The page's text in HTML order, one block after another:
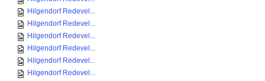
Hilgendorf Redevel...
Hilgendorf Redevel...
Hilgendorf Redevel...
Hilgendorf Redevel...
Hilgendorf Redevel...
Hilgendorf Redevel...